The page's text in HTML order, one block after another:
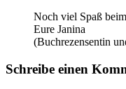
Noch viel Spaß
Eure Janina
(Buchrezensentin
Schreibe einen